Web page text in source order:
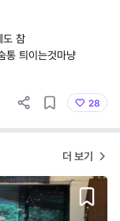
도 참
통 틔이는것마냥
28
더 보기